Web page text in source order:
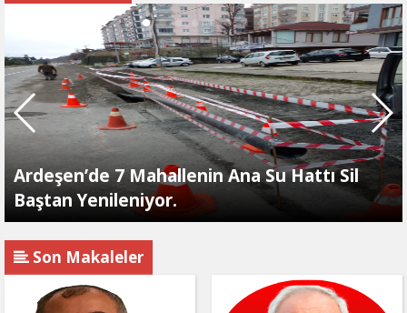
Ardeşen’de 7 Mahallenin Ana Su Hattı Sil
Baştan Yenileniyor.
Son Makaleler